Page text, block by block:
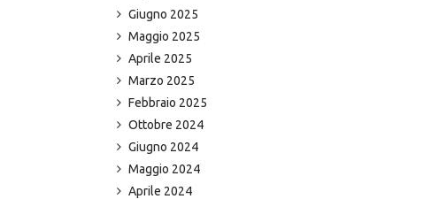
Giugno 2025
Maggio 2025
Aprile 2025
Marzo 2025
Febbraio 2025
Ottobre 2024
Giugno 2024
Maggio 2024
Aprile 2024